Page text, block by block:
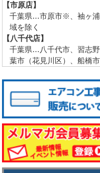
【市原店】
千葉県…市原市※、袖ヶ
域を除く
【八千代店】
千葉県…八千代市、習志
葉市（花見川区）、船橋